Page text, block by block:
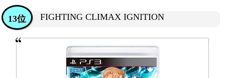
FIGHTING CLIMAX IGNITION
13位